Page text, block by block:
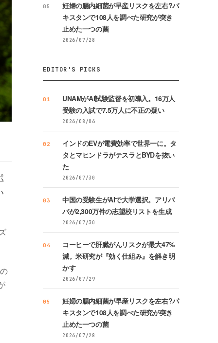
05
妊婦の腸内細菌が早産リスクを左右?パ
キスタンで108人を調べた研究が突き
止めた一つの菌
2026/07/28
EDITOR'S PICKS
01
UNAMがAI試験監督を初導入。16万人
受験の入試で7.5万人に不正の疑い
2026/08/06
02
インドのEVが電費効率で世界一に。タ
タとマヒンドラがテスラとBYDを抜い
た
2026/07/30
03
中国の受験生がAIで大学選択。アリバ
バが2,300万件の志望校リストを生成
2026/07/30
04
コーヒーで肝臓がんリスクが最大47%
減。米研究が『効く仕組み』を解き明
かす
2026/07/29
05
妊婦の腸内細菌が早産リスクを左右?パ
キスタンで108人を調べた研究が突き
止めた一つの菌
2026/07/28